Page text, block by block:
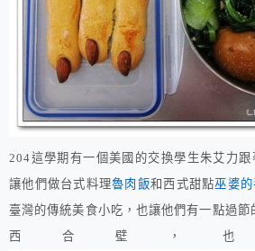
204這學期有一個美國的交換學生朱艾力
讓他們做台式料理魯肉飯和西式甜點巫婆
臺灣的傳統美食小吃，也讓他們有一點過節
西合壁，也